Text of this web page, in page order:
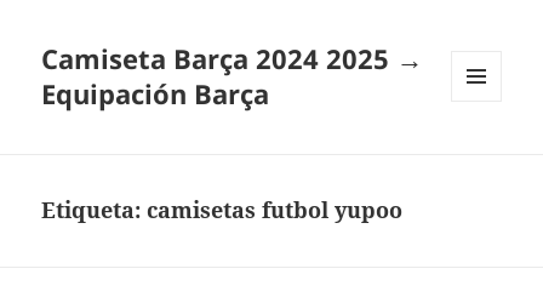
Camiseta Barça 2024 2025 →
Equipación Barça
Etiqueta:camisetas futbol yupoo